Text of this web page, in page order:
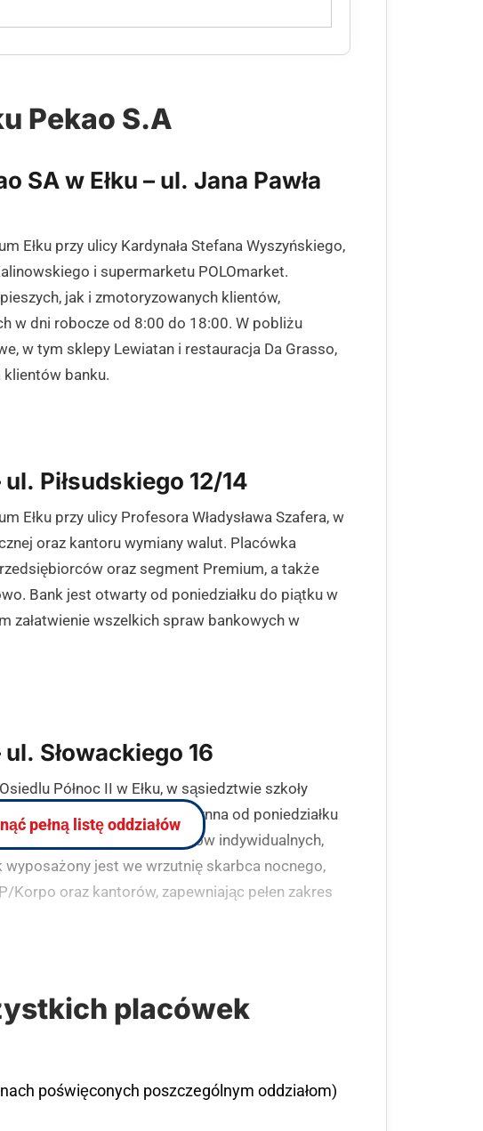
Pekao S.A
SA w Ełku – ul. Jana Pawła
Ełku przy ulicy Kardynała Stefana Wyszyńskiego,
i supermarketu POLOmarket.
jak i zmotoryzowanych klientów,
w dni robocze od 8:00 do 18:00. W pobliżu
w tym sklepy Lewiatan i restauracja Da Grasso,
banku.
ul. Piłsudskiego 12/14
Ełku przy ulicy Profesora Władysława Szafera, w
oraz kantoru wymiany walut. Placówka
oraz segment Premium, a także
Bank jest otwarty od poniedziałku do piątku w
załatwienie wszelkich spraw bankowych w
ul. Słowackiego 16
Północ II w Ełku, w sąsiedztwie szkoły
Victorio. Placówka jest czynna od poniedziałku
obsługę klientów indywidualnych,
jest we wrzutnię skarbca nocnego,
oraz kantorów, zapewniając pełen zakres
pełną listę oddziałów
placówek
poświęconych poszczególnym oddziałom)